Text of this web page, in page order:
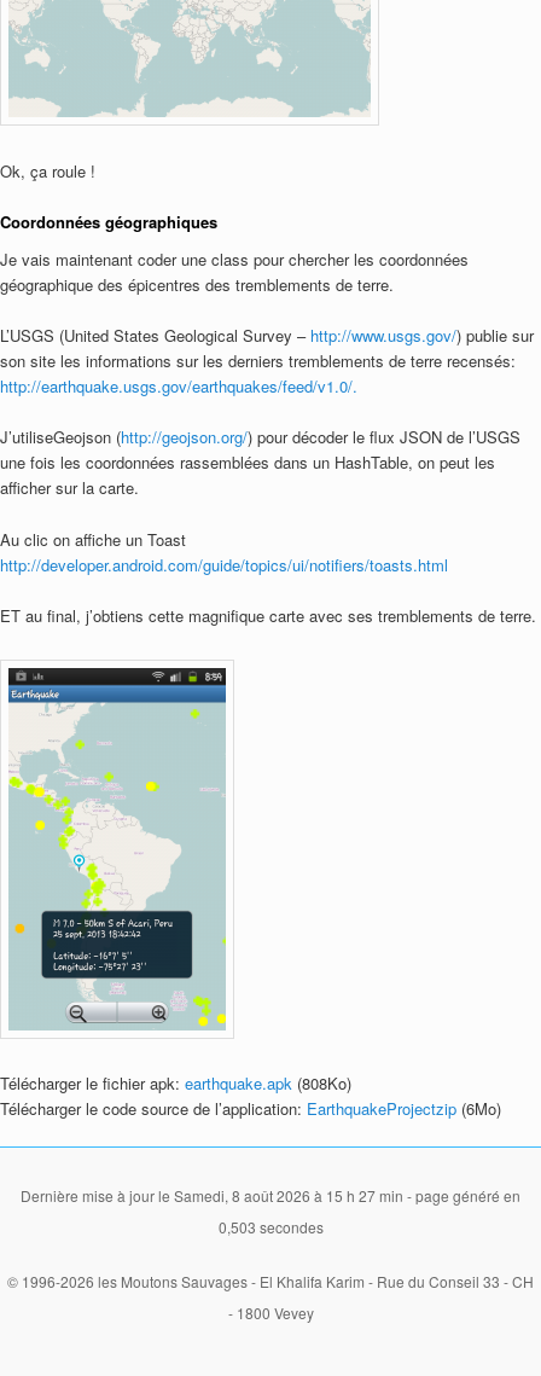
Ok, ça roule !
Coordonnées géographiques
Je vais maintenant coder une class pour chercher les coordonnées
géographique des épicentres des tremblements de terre.
L’USGS (United States Geological Survey – http://www.usgs.gov/) publie sur
son site les informations sur les derniers tremblements de terre recensés:
http://earthquake.usgs.gov/earthquakes/feed/v1.0/.
J’utiliseGeojson (http://geojson.org/) pour décoder le flux JSON de l’USGS
une fois les coordonnées rassemblées dans un HashTable, on peut les
afficher sur la carte.
Au clic on affiche un Toast
http://developer.android.com/guide/topics/ui/notifiers/toasts.html
ET au final, j’obtiens cette magnifique carte avec ses tremblements de terre.
Télécharger le fichier apk: earthquake.apk (808Ko)
Télécharger le code source de l’application: EarthquakeProjectzip (6Mo)
Dernière mise à jour le Samedi, 8 août 2026 à 15 h 27 min - page généré en
0,503 secondes
© 1996-2026 les Moutons Sauvages - El Khalifa Karim - Rue du Conseil 33 - CH
- 1800 Vevey